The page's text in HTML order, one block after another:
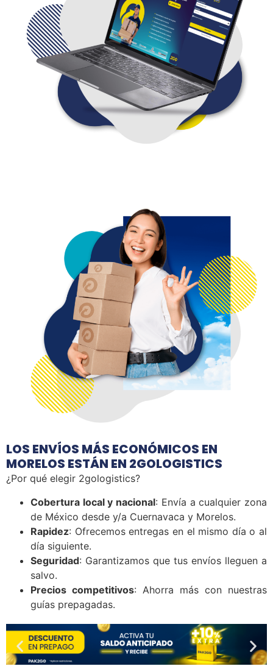
LOS ENVÍOS MÁS ECONÓMICOS EN
MORELOS ESTÁN EN 2GOLOGISTICS
¿Por qué elegir 2gologistics?
Cobertura local y nacional: Envía a cualquier zona
de México desde y/a Cuernavaca y Morelos.
Rapidez: Ofrecemos entregas en el mismo día o al
día siguiente.
Seguridad: Garantizamos que tus envíos lleguen a
salvo.
Precios competitivos: Ahorra más con nuestras
guías prepagadas.